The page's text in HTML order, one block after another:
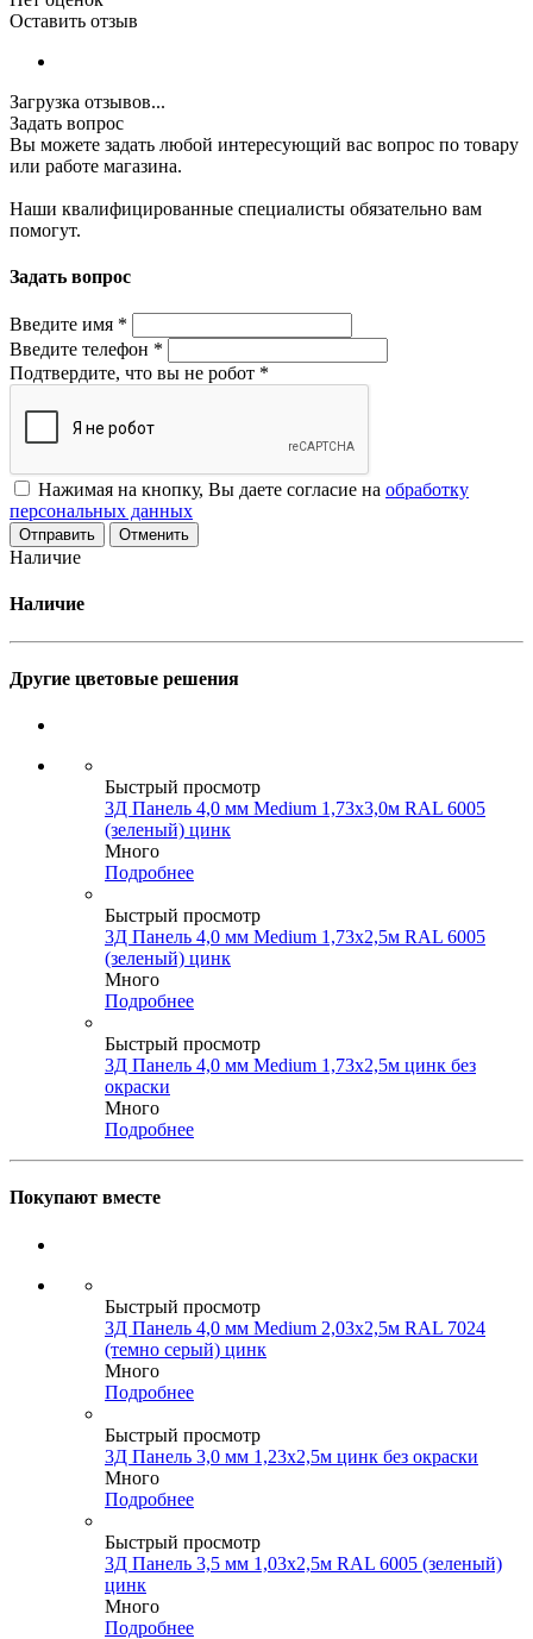
Оставить отзыв
Загрузка отзывов...
Задать вопрос
Вы можете задать любой интересующий вас вопрос по товару
или работе магазина.
Наши квалифицированные специалисты обязательно вам
помогут.
Задать вопрос
Введите имя *
Введите телефон *
Подтвердите, что вы не робот *
Нажимая на кнопку, Вы даете согласие на обработку
персональных данных
Отменить
Наличие
Наличие
Другие цветовые решения
Быстрый просмотр
3Д Панель 4,0 мм Medium 1,73х3,0м RAL 6005
(зеленый) цинк
Много
Подробнее
Быстрый просмотр
3Д Панель 4,0 мм Medium 1,73х2,5м RAL 6005
(зеленый) цинк
Много
Подробнее
Быстрый просмотр
3Д Панель 4,0 мм Medium 1,73х2,5м цинк без
окраски
Много
Подробнее
Покупают вместе
Быстрый просмотр
3Д Панель 4,0 мм Medium 2,03х2,5м RAL 7024
(темно серый) цинк
Много
Подробнее
Быстрый просмотр
3Д Панель 3,0 мм 1,23х2,5м цинк без окраски
Много
Подробнее
Быстрый просмотр
3Д Панель 3,5 мм 1,03х2,5м RAL 6005 (зеленый)
цинк
Много
Подробнее